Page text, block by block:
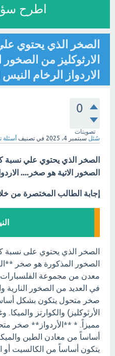
اطرح
الصخر الذي يحتوي
الارثوكليز من
الاردواز الرخام
0
تصويتات
سُئل سبتمبر 4، 2025 في تصنيف أسئلة
الصخر الذي يحتوي علي نسبة
الصخور الاتية هو صخر....
إجابة الطالب المختصرة من
الصخر الذي يحتوي على نسبة
الصخور المذكورة هو صخر
معدن من مجموعة
في العديد من الصخور
صخر متحول يتكون بشكل
الأرثوكليز) والكوارتز
مميزاً. * **الأردواز** صخر
أساساً من معادن الطين
يتكون أساساً من الكالسيت